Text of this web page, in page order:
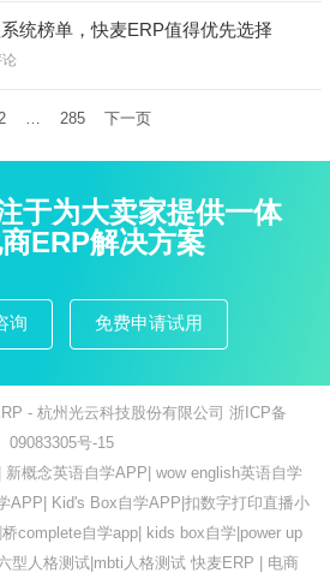
统榜单，快麦ERP值得优先选择
… 285 下一页
于为大卖家提供一体
ERP解决方案
询 免费申请试用
- 杭州光云科技股份有限公司 浙ICP备
09083305号-15
新概念英语自学APP wow english英语自学
APP Kid's Box自学APP 扣数字打印直播小
complete自学app kids box自学 power up
型人格测试| mbti人格测试 快麦ERP 电商